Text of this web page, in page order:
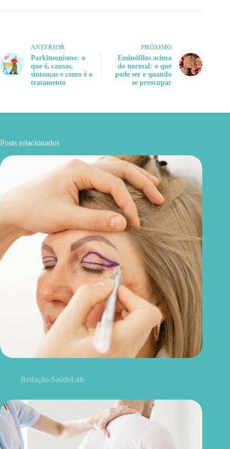
ANTERIOR
Parkinsonismo: o
que é, causas,
sintomas e como é o
tratamento
PRÓXIMO
Eosinófilos acima
do normal: o que
pode ser e quando
se preocupar
Posts relacionados
Redação SaúdeLab